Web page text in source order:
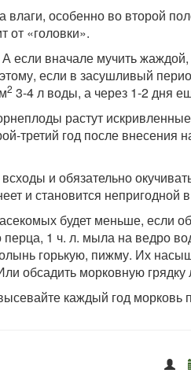
влаги, особенно во второй
от «головки».
если вначале мучить
если в засушливый
2 3-4 л воды, а через 1-2 дня
растут
третий год после внесения
и обязательно
и становится непригодной
будет меньше, если
перца, 1 ч. л. мыла на ведро
горькую, пижму. Их
обсадить морковную грядку
каждый год морковь